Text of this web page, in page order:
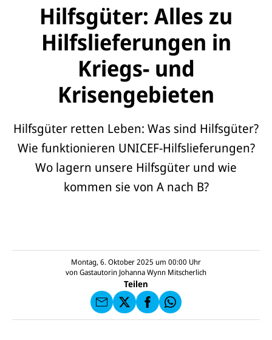
Hilfsgüter: Alles zu
Hilfslieferungen in
Kriegs- und
Krisengebieten
Hilfsgüter retten Leben: Was sind Hilfsgüter?
Wie funktionieren UNICEF-Hilfslieferungen?
Wo lagern unsere Hilfsgüter und wie
kommen sie von A nach B?
Montag, 6. Oktober 2025 um 00:00 Uhr
vonGastautorin Johanna Wynn Mitscherlich
Teilen
l
a
n
U
I
C
E
U
N
I
C
E
F
a
C
E
F
a
u
f
F
a
N
IC
E
F
uf
W
h